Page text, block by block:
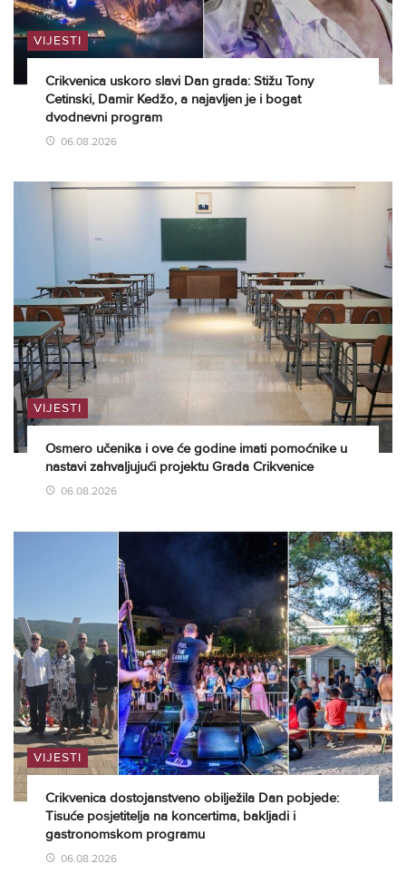
VIJESTI
Crikvenica uskoro slavi Dan grada: Stižu Tony
Cetinski, Damir Kedžo, a najavljen je i bogat
dvodnevni program
06.08.2026
VIJESTI
Osmero učenika i ove će godine imati pomoćnike u
nastavi zahvaljujući projektu Grada Crikvenice
06.08.2026
VIJESTI
Crikvenica dostojanstveno obilježila Dan pobjede:
Tisuće posjetitelja na koncertima, bakljadi i
gastronomskom programu
06.08.2026